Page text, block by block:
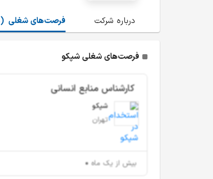
درباره شرکت (0) فرصت‌های شغلی
فرصت‌های شغلی شپکو
کارشناس منابع انسانی
شپکو
تهران
بیش از یک ماه